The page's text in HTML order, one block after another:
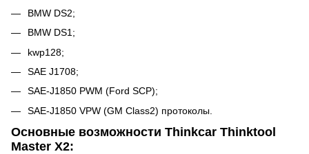
BMW DS2;
BMW DS1;
kwp128;
SAE J1708;
SAE-J1850 PWM (Ford SCP);
SAE-J1850 VPW (GM Class2) протоколы.
Основные возможности Thinkcar Thinktool
Master X2: